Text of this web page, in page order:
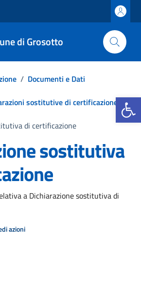
Apri la
di Grosotto
/ Documenti e Dati
sostitutive di certificazione e di
di certificazione
sostitutiva
a Dichiarazione sostitutiva di
azioni